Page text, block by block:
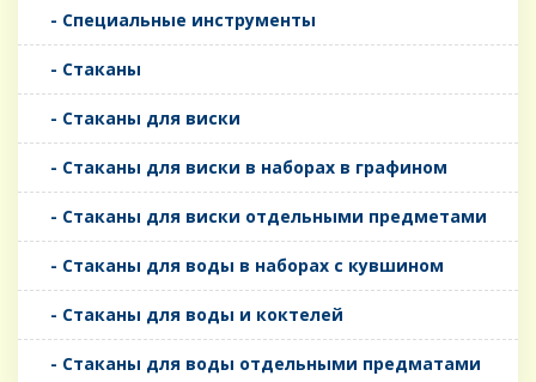
- Специальные инструменты
- Стаканы
- Стаканы для виски
- Стаканы для виски в наборах в графином
- Стаканы для виски отдельными предметами
- Стаканы для воды в наборах с кувшином
- Стаканы для воды и коктелей
- Стаканы для воды отдельными предматами